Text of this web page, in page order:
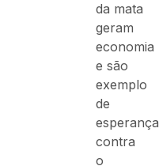
da mata
geram
economia
e são
exemplo
de
esperança
contra
o